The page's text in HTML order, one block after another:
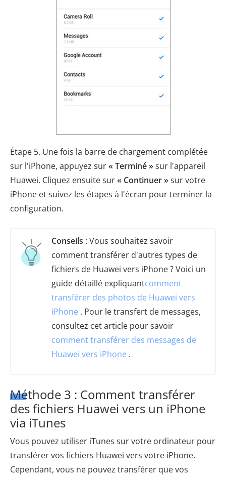
Étape 5. Une fois la barre de chargement complétée
sur l'iPhone, appuyez sur« Terminé »sur l'appareil
Huawei. Cliquez ensuite sur« Continuer »sur votre
iPhone et suivez les étapes à l'écran pour terminer la
configuration.
Conseils : Vous souhaitez savoir
comment transférer d'autres types de
fichiers de Huawei vers iPhone ? Voici un
guide détaillé expliquantcomment
transférer des photos de Huawei vers
iPhone . Pour le transfert de messages,
consultez cet article pour savoir
comment transférer des messages de
Huawei vers iPhone .
Méthode 3 : Comment transférer
des fichiers Huawei vers un iPhone
via iTunes
Vous pouvez utiliser iTunes sur votre ordinateur pour
transférer vos fichiers Huawei vers votre iPhone.
Cependant, vous ne pouvez transférer que vos